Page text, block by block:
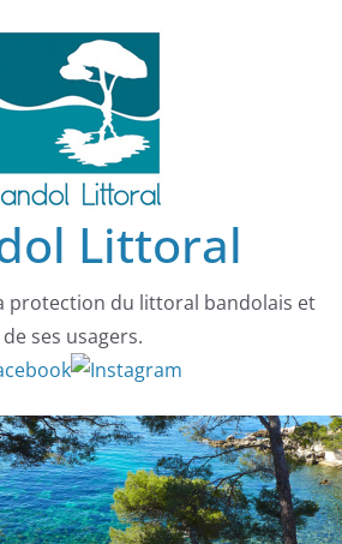
Littoral
protection du littoral bandolais et
de ses usagers.